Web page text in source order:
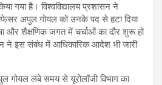
गया है। विश्वविद्यालय प्रशासन ने
अपुल गोयल को उनके पद से हटा दिया
और शैक्षणिक जगत में चर्चाओं का दौर शुरू हो
ने इस संबंध में आधिकारिक आदेश भी जारी
गोयल लंबे समय से यूरोलॉजी विभाग का